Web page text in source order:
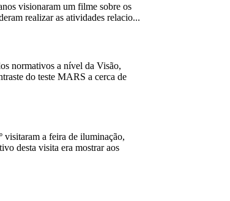
visionaram um filme sobre os
realizar as atividades relacio...
normativos a nível da Visão,
do teste MARS a cerca de
visitaram a feira de iluminação,
desta visita era mostrar aos